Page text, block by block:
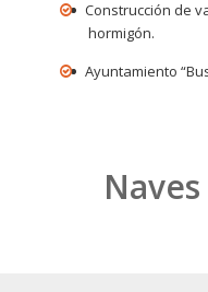
Construcción de
hormigón.
Ayuntamiento